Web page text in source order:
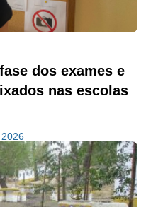
dos exames e
nas escolas